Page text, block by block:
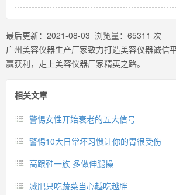
最后更新： 2021-08-03 浏览量： 65311 次
广州美容仪器生产厂家致力打造美容仪器诚信
赢获利，走上美容仪器厂家精英之路。
相关文章
警惕女性开始衰老的五大信号
警惕10大日常坏习惯让你的胃很受伤
高跟鞋一族 多做伸腿操
减肥只吃蔬菜当心越吃越胖